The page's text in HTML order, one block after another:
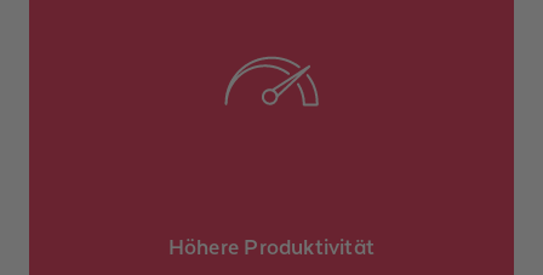
Höhere Produktivität
SPS-Programmierung